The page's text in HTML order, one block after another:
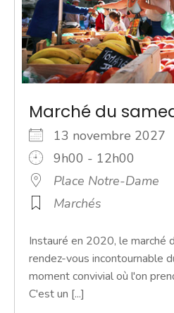
Marché du
13 novembre 2027
9h00 - 12h00
Place Notre-Dame
Marchés
Instauré en 2020, le marché
rendez-vous incontournable
moment convivial où l'on
C'est un [...]